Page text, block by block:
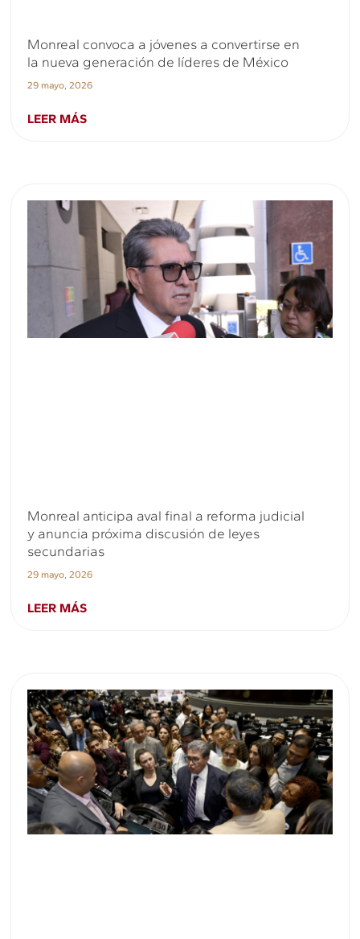
Monreal convoca a jóvenes a convertirse en
la nueva generación de líderes de México
29 mayo, 2026
LEER MÁS
Monreal anticipa aval final a reforma judicial
y anuncia próxima discusión de leyes
secundarias
29 mayo, 2026
LEER MÁS